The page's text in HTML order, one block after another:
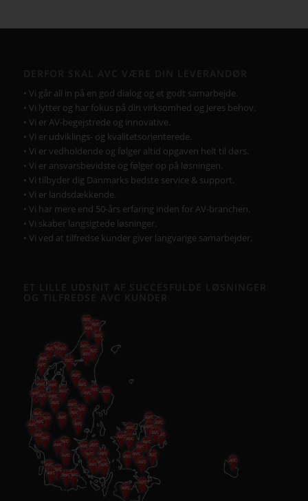
• Vi går all in på en god dialog og et godt samarbejde.
• Vi lytter og har fokus på din virksomhed og Jeres behov.
• Vi er AV-begejstrede og innovative.
• Vi er udviklings- og kvalitetsorienterede.
• Vi er vedholdende og følger altid opgaven helt til dørs.
• Vi er ansvarsbevidste og følger op på løsningen.
• Vi tilbyder dig Danmarks bedste service & support.
• Vi er landsdækkende.
• Vi har mere end 50-års erfaring inden for AV-branchen.
• Vi skaber langsigtede løsninger.
• Vi ved at tilfredse kunder giver langvarige samarbejder.